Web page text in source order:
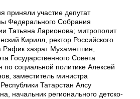
приняли участие депутат
Федерального Собрания
Татьяна Ларионова; митрополит
Кирилл, ректор Российского
Рафик хазрат Мухаметшин,
Государственного Совета
по социальной политике Алексей
заместитель министра
Татарстан Алсу
начальник регионального детско-